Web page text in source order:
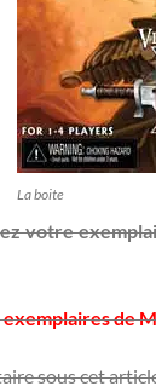
La boite
votre
de
sous cet